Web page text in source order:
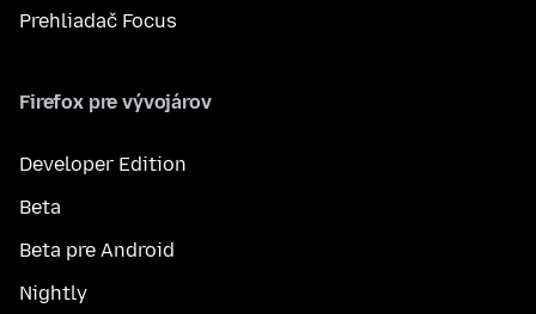
Prehliadač Focus
Firefox pre vývojárov
Developer Edition
Beta
Beta pre Android
Nightly